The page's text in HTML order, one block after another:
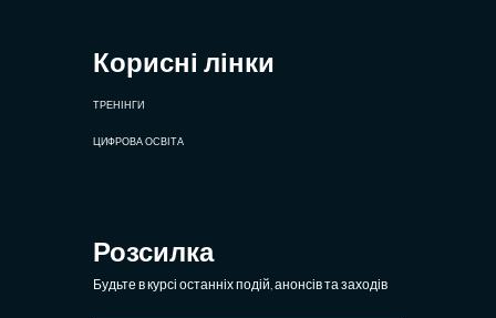
Корисні лінки
ТРЕНІНГИ
ЦИФРОВА ОСВІТА
Розсилка
Будьте в курсі останніх подій, анонсів та заходів